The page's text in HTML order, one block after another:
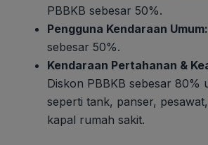
PBBKB sebesar 50%.
Pengguna Kendaraan Umum:
sebesar 50%.
Kendaraan Pertahanan &
Diskon PBBKB sebesar 80%
seperti tank, panser,
kapal rumah sakit.